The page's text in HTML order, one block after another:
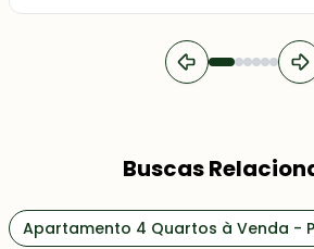
Buscas
Apartamento 4 Quartos à Venda -